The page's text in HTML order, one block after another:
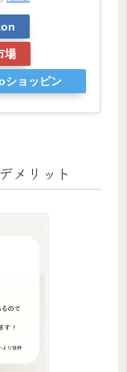
場
ショッピン
メリット